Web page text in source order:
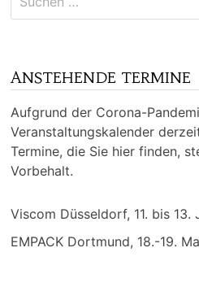
nach:
ANSTEHENDE TERMINE
Aufgrund der Corona-
Veranstaltungskalender
Termine, die Sie hier finden,
Vorbehalt.
Viscom Düsseldorf, 11. bis 13.
EMPACK Dortmund, 18.-19.